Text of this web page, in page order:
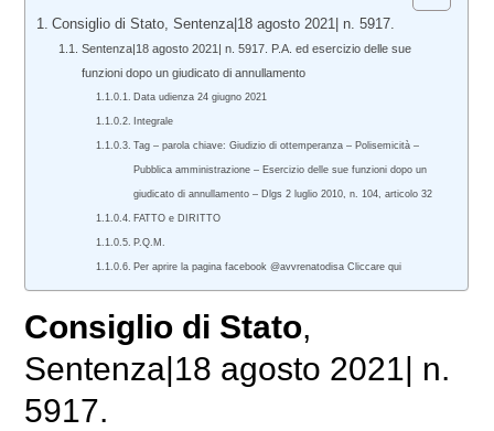
Consiglio di Stato, Sentenza|18 agosto 2021| n. 5917.
Sentenza|18 agosto 2021| n. 5917. P.A. ed esercizio delle sue
funzioni dopo un giudicato di annullamento
Data udienza 24 giugno 2021
Integrale
Tag – parola chiave: Giudizio di ottemperanza – Polisemicità –
Pubblica amministrazione – Esercizio delle sue funzioni dopo un
giudicato di annullamento – Dlgs 2 luglio 2010, n. 104, articolo 32
FATTO e DIRITTO
P.Q.M.
Per aprire la pagina facebook @avvrenatodisa Cliccare qui
Consiglio di Stato,
Sentenza|18 agosto 2021| n.
5917.